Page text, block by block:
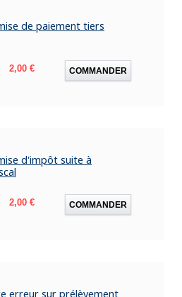
de paiement tiers
Prix
2,00 € COMMANDER
d'impôt suite à
Prix
2,00 € COMMANDER
erreur sur prélèvement